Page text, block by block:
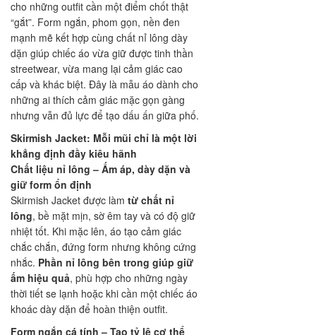
cho những outfit cần một điểm chốt thật
“gắt”. Form ngắn, phom gọn, nền đen
mạnh mẽ kết hợp cùng chất nỉ lông dày
dặn giúp chiếc áo vừa giữ được tinh thần
streetwear, vừa mang lại cảm giác cao
cấp và khác biệt. Đây là mẫu áo dành cho
những ai thích cảm giác mặc gọn gàng
nhưng vẫn đủ lực để tạo dấu ấn giữa phố.
Skirmish Jacket: Mỗi mũi chỉ là một lời
khẳng định đầy kiêu hãnh
Chất liệu nỉ lông – Ấm áp, dày dặn và
giữ form ổn định
Skirmish Jacket được làm từ chất nỉ
lông, bề mặt mịn, sờ êm tay và có độ giữ
nhiệt tốt. Khi mặc lên, áo tạo cảm giác
chắc chắn, đứng form nhưng không cứng
nhắc. Phần nỉ lông bên trong giúp giữ
ấm hiệu quả, phù hợp cho những ngày
thời tiết se lạnh hoặc khi cần một chiếc áo
khoác dày dặn để hoàn thiện outfit.
Form ngắn cá tính – Tạo tỷ lệ cơ thể